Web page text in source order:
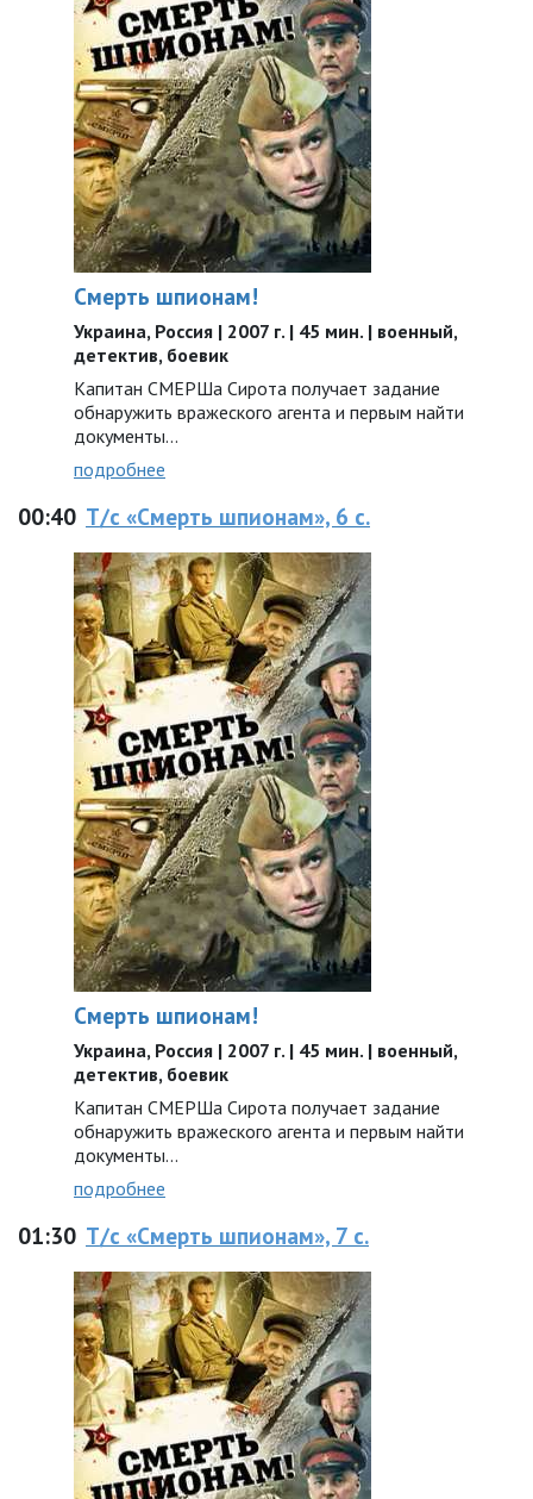
Смерть шпионам!
Украина, Россия | 2007 г. | 45 мин. | военный,
детектив, боевик
Капитан СМЕРШа Сирота получает задание
обнаружить вражеского агента и первым найти
документы...
подробнее
00:40 Т/с «Смерть шпионам», 6 с.
Смерть шпионам!
Украина, Россия | 2007 г. | 45 мин. | военный,
детектив, боевик
Капитан СМЕРШа Сирота получает задание
обнаружить вражеского агента и первым найти
документы...
подробнее
01:30 Т/с «Смерть шпионам», 7 с.